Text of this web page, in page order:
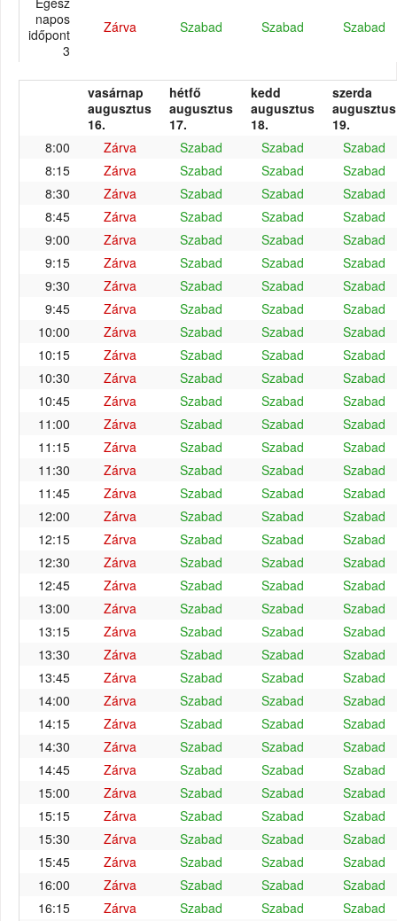
napos
időpont
3
Zárva Szabad Szabad Szabad
vasárnap
augusztus
16.
hétfő
augusztus
17.
kedd
augusztus
18.
szerda
augusztus
19.
8:00
Zárva Szabad Szabad
Szabad
8:15
Zárva Szabad Szabad
Szabad
8:30
Zárva Szabad Szabad
Szabad
8:45
Zárva Szabad Szabad
Szabad
9:00
Zárva Szabad Szabad
Szabad
9:15
Zárva Szabad Szabad
Szabad
9:30
Zárva Szabad Szabad
Szabad
9:45
Zárva Szabad Szabad
Szabad
10:00
Zárva Szabad Szabad
Szabad
10:15
Zárva Szabad Szabad
Szabad
10:30
Zárva Szabad Szabad
Szabad
10:45
Zárva Szabad Szabad
Szabad
11:00
Zárva Szabad Szabad
Szabad
11:15
Zárva Szabad Szabad
Szabad
11:30
Zárva Szabad Szabad
Szabad
11:45
Zárva Szabad Szabad
Szabad
12:00
Zárva Szabad Szabad
Szabad
12:15
Zárva Szabad Szabad
Szabad
12:30
Zárva Szabad Szabad
Szabad
12:45
Zárva Szabad Szabad
Szabad
13:00
Zárva Szabad Szabad
Szabad
13:15
Zárva Szabad Szabad
Szabad
13:30
Zárva Szabad Szabad
Szabad
13:45
Zárva Szabad Szabad
Szabad
14:00
Zárva Szabad Szabad
Szabad
14:15
Zárva Szabad Szabad
Szabad
14:30
Zárva Szabad Szabad
Szabad
14:45
Zárva Szabad Szabad
Szabad
15:00
Zárva Szabad Szabad
Szabad
15:15
Zárva Szabad Szabad
Szabad
15:30
Zárva Szabad Szabad
Szabad
15:45
Zárva Szabad Szabad
Szabad
16:00
Zárva Szabad Szabad
Szabad
16:15
Zárva Szabad Szabad Szabad